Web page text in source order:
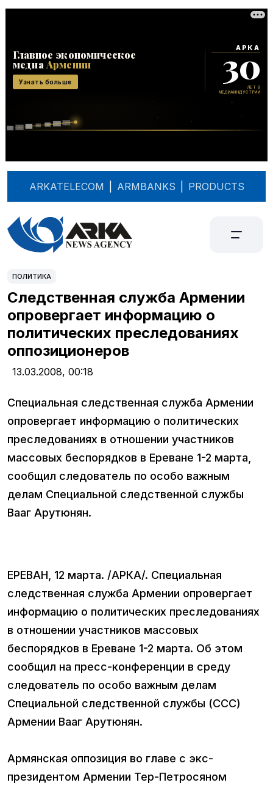
ARKATELECOM ARMBANKS PRODUCTS
ПОЛИТИКА
Следственная служба Армении
опровергает информацию о
политических преследованиях
оппозиционеров
13.03.2008, 00:18
Специальная следственная служба Армении
опровергает информацию о политических
преследованиях в отношении участников
массовых беспорядков в Ереване 1-2 марта,
сообщил следователь по особо важным
делам Специальной следственной службы
Вааг Арутюнян.
ЕРЕВАН, 12 марта. /АРКА/. Специальная
следственная служба Армении опровергает
информацию о политических преследованиях
в отношении участников массовых
беспорядков в Ереване 1-2 марта. Об этом
сообщил на пресс-конференции в среду
следователь по особо важным делам
Специальной следственной службы (ССС)
Армении Вааг Арутюнян.
Армянская оппозиция во главе с экс-
президентом Армении Тер-Петросяном